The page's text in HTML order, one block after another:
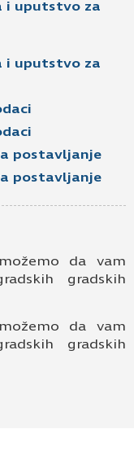
i uputstvo za
i uputstvo za
postavljanje
postavljanje
da vam
gradskih
da vam
gradskih